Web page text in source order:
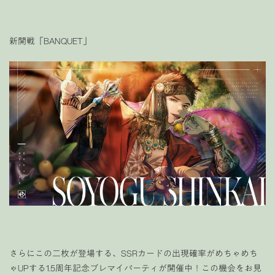
新開戦「BANQUET」
さらにこの二枚が登場する、SSRカードの出現確率がめちゃめち
ゃUPする1.5周年記念ブレマイパーティが開催中！この機会をお見